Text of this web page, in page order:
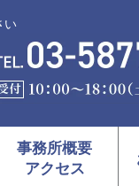
い
事務所概要
アクセス